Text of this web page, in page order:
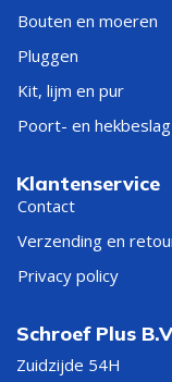
Bouten en moeren
Pluggen
Kit, lijm en pur
Poort- en hekbeslag
Klantenservice
Contact
Verzending en
Privacy policy
Schroef Plus
Zuidzijde 54H